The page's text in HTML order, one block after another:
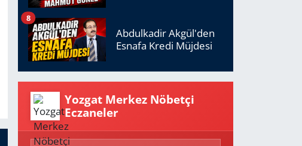
Abdulkadir Akgül'den
Esnafa Kredi Müjdesi
8
Yozgat Merkez Nöbetçi
Eczaneler